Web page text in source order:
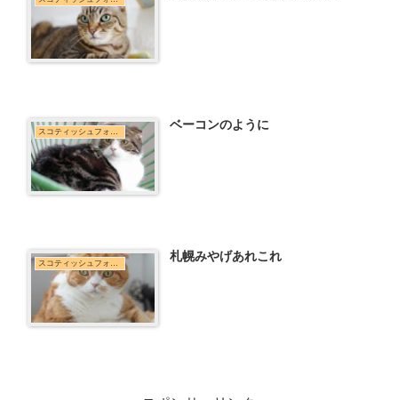
ベーコンのように
スコティッシュフォールド 札幌みやげあれこれ